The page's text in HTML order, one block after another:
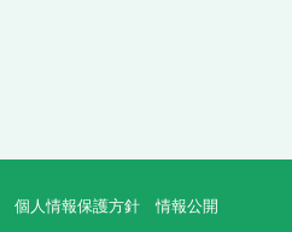
個人情報保護方針 情報公開